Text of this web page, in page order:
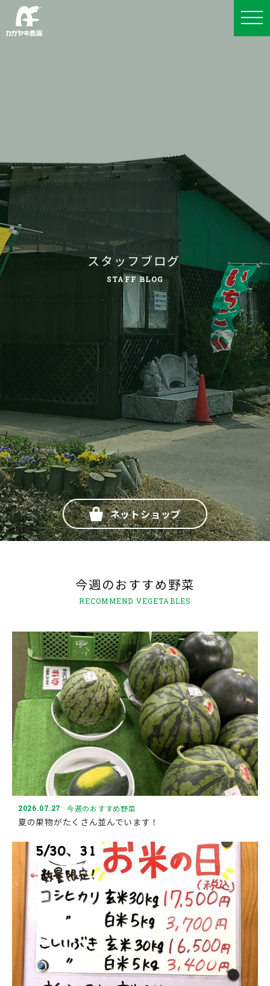
スタッフブログ
STAFF BLOG
ネットショップ
今週のおすすめ野菜
RECOMMEND VEGETABLES
2026.07.27 今週のおすすめ野菜
夏の果物がたくさん並んでいます！